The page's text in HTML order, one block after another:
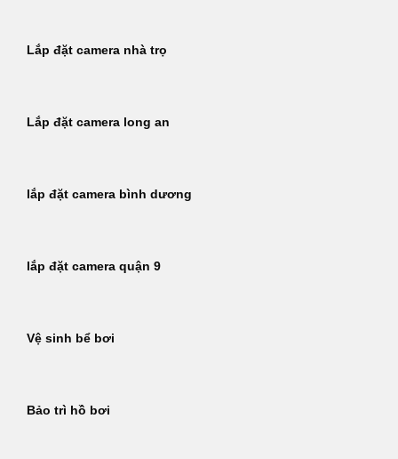
Lắp đặt camera nhà trọ
Lắp đặt camera long an
lắp đặt camera bình dương
lắp đặt camera quận 9
Vệ sinh bể bơi
Bảo trì hồ bơi